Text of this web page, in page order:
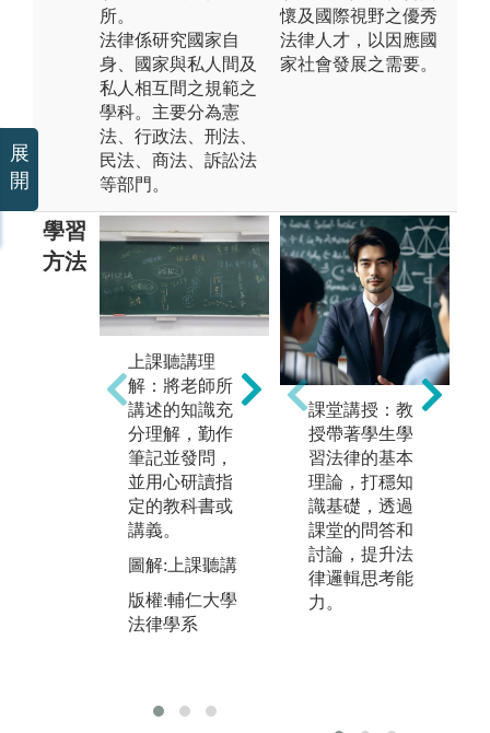
所。
法律係研究國家自
身、國家與私人間及
私人相互間之規範之
學科。主要分為憲
法、行政法、刑法、
民法、商法、訴訟法
等部門。
懷及國際視野之優秀
法律人才，以因應國
家社會發展之需要。
學習
方法
上課聽講理
解：將老師所
講述的知識充
分理解，勤作
筆記並發問，
並用心研讀指
定的教科書或
講義。
圖解:上課聽講
版權:輔仁大學
法律學系
案例分析研
究：將具體生
活事實，適用
於法律條文，
觀察該事實是
否與法條的構
成要件相符。
圖解:案例分析
版權:輔仁大學
法律學系
課堂講授：教
授帶著學生學
習法律的基本
理論，打穩知
識基礎，透過
課堂的問答和
討論，提升法
律邏輯思考能
力。
展
開